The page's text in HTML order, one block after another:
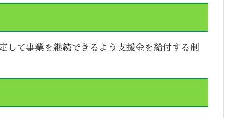
して事業を継続できるよう支援金を給付する制